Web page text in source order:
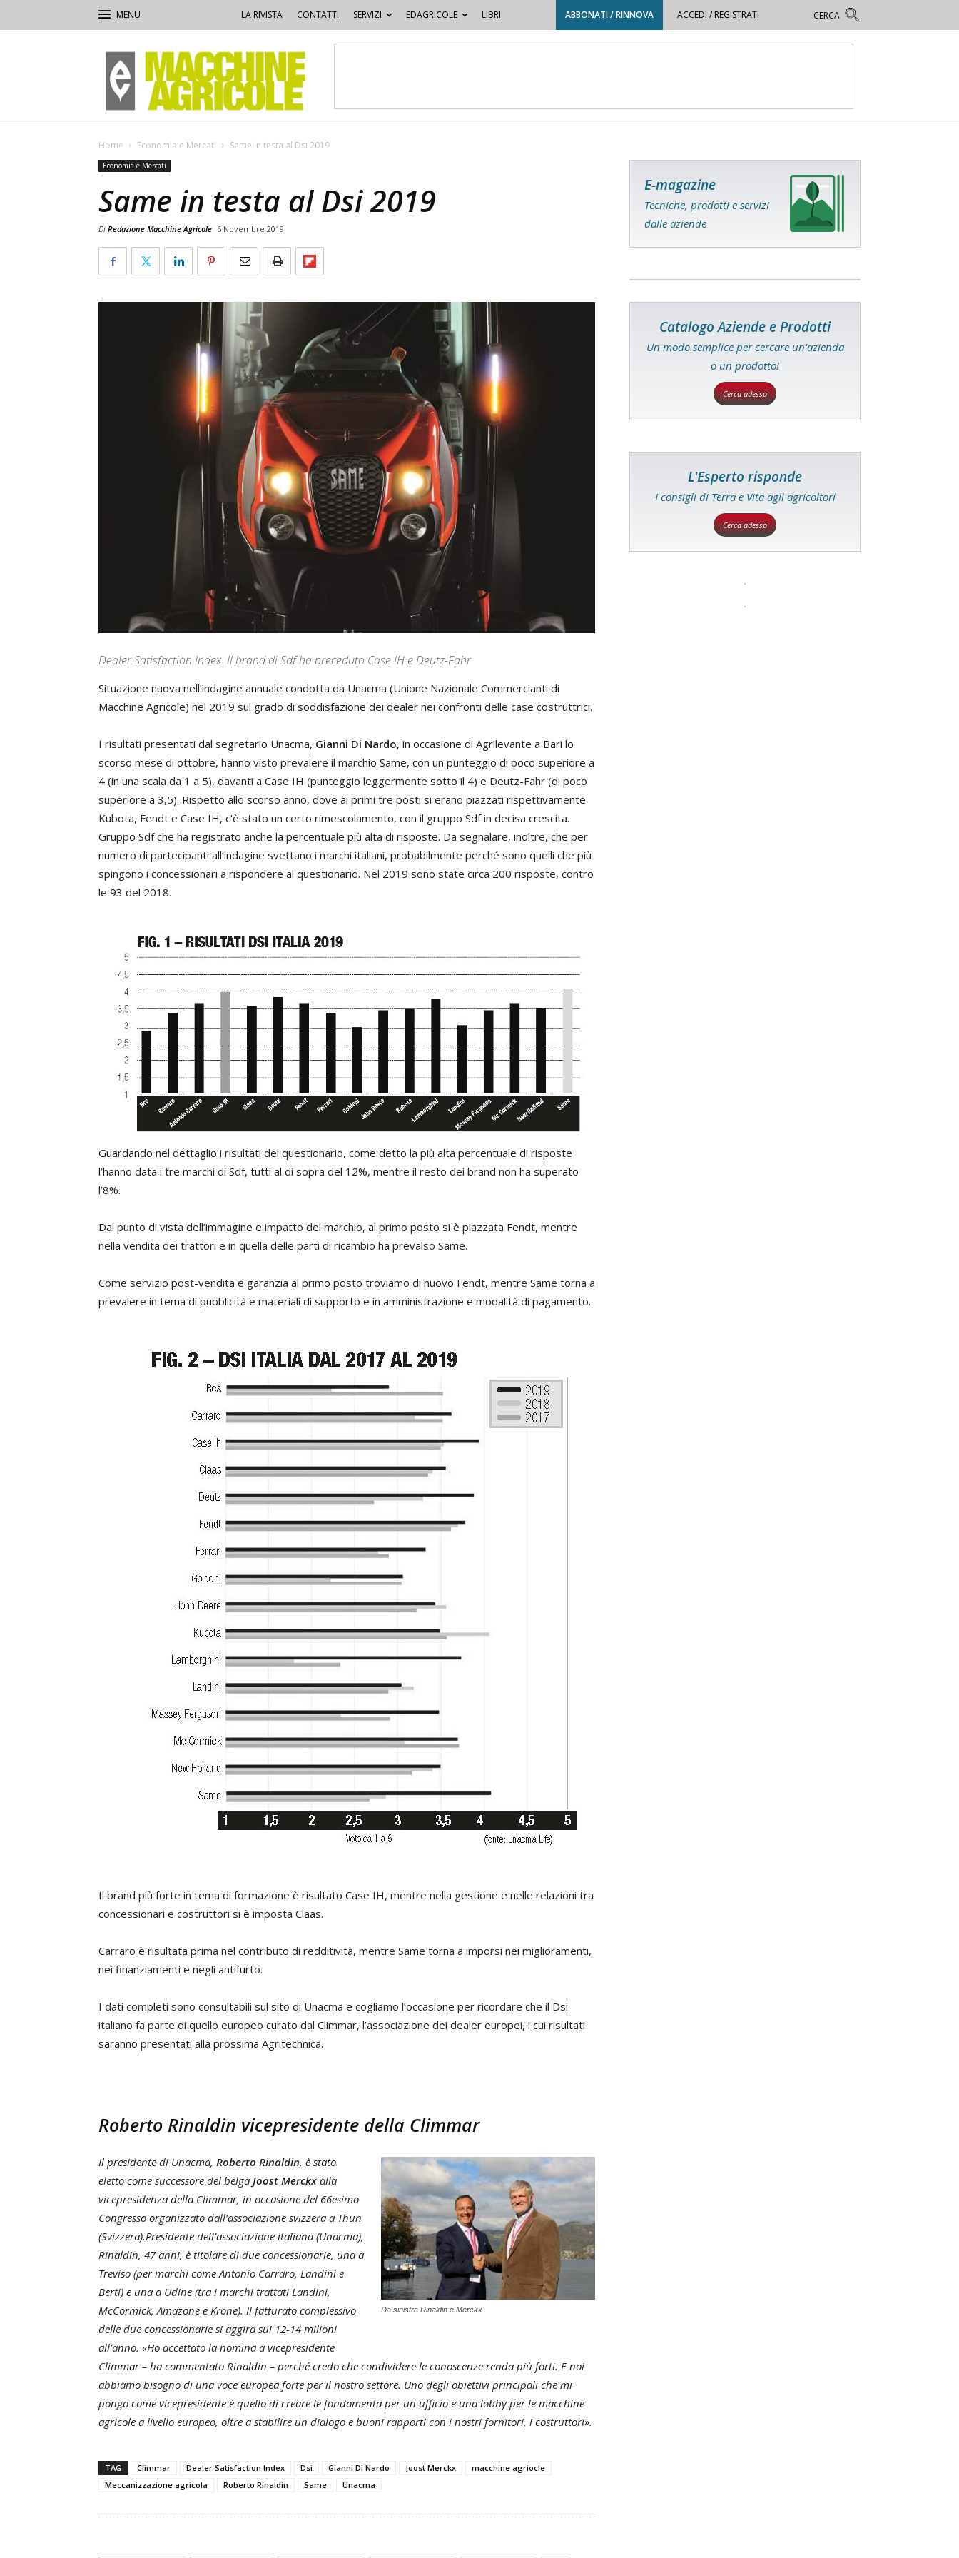
LA RIVISTA CONTATTI SERVIZI EDAGRICOLE LIBRI ABBONATI / RINNOVA ACCEDI / REGISTRATI
Macchine
Agricole
Home Economia e Mercati Same in testa al Dsi 2019
Economia e Mercati
Same in testa al Dsi 2019
Di Redazione Macchine Agricole 6 Novembre 2019
Dealer Satisfaction Index. Il brand di Sdf ha preceduto Case IH e Deutz-Fahr
Situazione nuova nell’indagine annuale condotta da Unacma (Unione Nazionale Commercianti di
Macchine Agricole) nel 2019 sul grado di soddisfazione dei dealer nei confronti delle case costruttrici.
I risultati presentati dal segretario Unacma, Gianni Di Nardo, in occasione di Agrilevante a Bari lo
scorso mese di ottobre, hanno visto prevalere il marchio Same, con un punteggio di poco superiore a
4 (in una scala da 1 a 5), davanti a Case IH (punteggio leggermente sotto il 4) e Deutz-Fahr (di poco
superiore a 3,5). Rispetto allo scorso anno, dove ai primi tre posti si erano piazzati rispettivamente
Kubota, Fendt e Case IH, c’è stato un certo rimescolamento, con il gruppo Sdf in decisa crescita.
Gruppo Sdf che ha registrato anche la percentuale più alta di risposte. Da segnalare, inoltre, che per
numero di partecipanti all’indagine svettano i marchi italiani, probabilmente perché sono quelli che più
spingono i concessionari a rispondere al questionario. Nel 2019 sono state circa 200 risposte, contro
le 93 del 2018.
Guardando nel dettaglio i risultati del questionario, come detto la più alta percentuale di risposte
l’hanno data i tre marchi di Sdf, tutti al di sopra del 12%, mentre il resto dei brand non ha superato
l’8%.
Dal punto di vista dell’immagine e impatto del marchio, al primo posto si è piazzata Fendt, mentre
nella vendita dei trattori e in quella delle parti di ricambio ha prevalso Same.
Come servizio post-vendita e garanzia al primo posto troviamo di nuovo Fendt, mentre Same torna a
prevalere in tema di pubblicità e materiali di supporto e in amministrazione e modalità di pagamento.
Il brand più forte in tema di formazione è risultato Case IH, mentre nella gestione e nelle relazioni tra
concessionari e costruttori si è imposta Claas.
Carraro è risultata prima nel contributo di redditività, mentre Same torna a imporsi nei miglioramenti,
nei finanziamenti e negli antifurto.
I dati completi sono consultabili sul sito di Unacma e cogliamo l’occasione per ricordare che il Dsi
italiano fa parte di quello europeo curato dal Climmar, l’associazione dei dealer europei, i cui risultati
saranno presentati alla prossima Agritechnica.
Roberto Rinaldin vicepresidente della Climmar
Da sinistra Rinaldin e Merckx
Il presidente di Unacma, Roberto Rinaldin, è stato
eletto come successore del belga Joost Merckx alla
vicepresidenza della Climmar, in occasione del 66esimo
Congresso organizzato dall’associazione svizzera a Thun
(Svizzera).Presidente dell’associazione italiana (Unacma),
Rinaldin, 47 anni, è titolare di due concessionarie, una a
Treviso (per marchi come Antonio Carraro, Landini e
Berti) e una a Udine (tra i marchi trattati Landini,
McCormick, Amazone e Krone). Il fatturato complessivo
delle due concessionarie si aggira sui 12-14 milioni
all’anno. «Ho accettato la nomina a vicepresidente
Climmar – ha commentato Rinaldin – perché credo che condividere le conoscenze renda più forti. E noi
abbiamo bisogno di una voce europea forte per il nostro settore. Uno degli obiettivi principali che mi
pongo come vicepresidente è quello di creare le fondamenta per un ufficio e una lobby per le macchine
agricole a livello europeo, oltre a stabilire un dialogo e buoni rapporti con i nostri fornitori, i costruttori».
TAG Climmar Dealer Satisfaction Index Dsi Gianni Di Nardo Joost Merckx
macchine agriocle
Meccanizzazione agricola
Roberto Rinaldin Same Unacma
E-magazine
Tecniche, prodotti e servizi
dalle aziende
Catalogo Aziende e Prodotti
Un modo semplice per cercare un'azienda
o un prodotto!
Cerca adesso
L'Esperto risponde
I consigli di Terra e Vita agli agricoltori
Cerca adesso